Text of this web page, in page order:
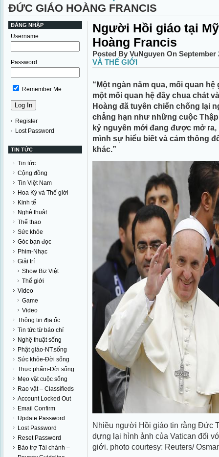
ĐỨC GIÁO HOÀNG FRANCIS
ĐĂNG NHẬP
Username
Password
Remember Me
Register
Lost Password
TIN TỨC
Tin tức
Cộng đồng
Tin Việt Nam
Hoa Kỳ và Thế giới
Kinh tế
Nghệ thuật
Thể thao
Sức khỏe
Góc bạn đọc
Phim-Nhạc
Giải trí
Show Biz Việt
Thế giới
Video
Game
Video
Thông tin địa ốc
Tin tức từ báo chí
Nghệ thuật sống
Phật giáo-NT.sống
Sức khỏe-Đời sống
Thực phẩm-Đời sống
Mẹo vặt cuộc sống
Rao vặt – Classifieds
Account Locked Out
Email Confirm
Update Password
Lost Password
Reset Password
Bảo trợ Tài chánh –
Người Hồi giáo tại
Hoàng Francis
Posted By VuNguyen On
VÀ THẾ GIỚI
“Một ngàn năm qua, mối quan
một mối quan hệ đầy chua chát
Hoàng đã tuyên chiến chống lại
chẳng hạn như những cuộc
kỷ nguyên mới đang được mở
mình sự hiểu biết và cảm thông
khác.”
Nhiều người Hồi giáo tin rằng Đức
dựng lại hình ảnh của Vatican đối
giới. photo courtesy: Reuters/